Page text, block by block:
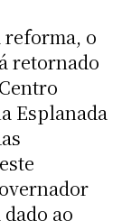
reforma, o
retornado
Esplanada
ao